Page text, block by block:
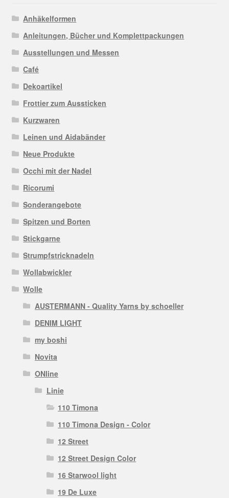
Anhäkelformen
Anleitungen, Bücher und Komplettpackungen
Ausstellungen und Messen
Café
Dekoartikel
Frottier zum Aussticken
Kurzwaren
Leinen und Aidabänder
Neue Produkte
Occhi mit der Nadel
Ricorumi
Sonderangebote
Spitzen und Borten
Stickgarne
Strumpfstricknadeln
Wollabwickler
Wolle
AUSTERMANN - Quality Yarns by schoeller
DENIM LIGHT
my boshi
Novita
ONline
Linie
110 Timona
110 Timona Design - Color
12 Street
12 Street Design Color
16 Starwool light
19 De Luxe